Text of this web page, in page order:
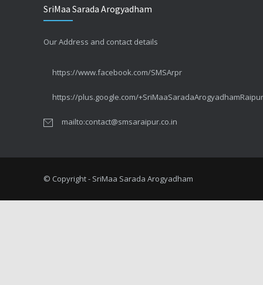
सर्वाइकल कैंसर – CIN या पूर्वकैंसर
MAY 10, 2014
APRIL 26, 2014
SriMaa Sarada Arogyadham
Our Address and contact details
https://www.facebook.com/SMSArpr
https://plus.google.com/+SriMaaSaradaArogyadhamRaipur
mailto:contact@smsaraipur.co.in
© Copyright - SriMaa Sarada Arogyadham